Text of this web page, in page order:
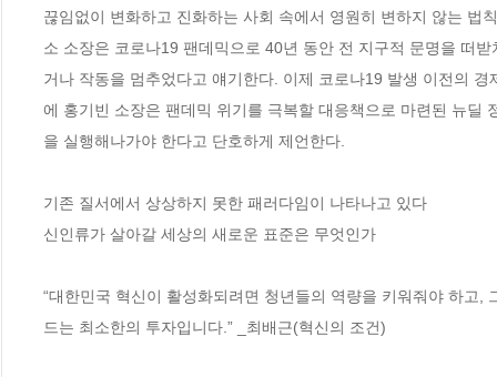
끊임없이 변화하고 진화하는 사회 속에서 영원히 변하지 않는 법
소 소장은 코로나19 팬데믹으로 40년 동안 전 지구적 문명을 떠
거나 작동을 멈추었다고 얘기한다. 이제 코로나19 발생 이전의
에 홍기빈 소장은 팬데믹 위기를 극복할 대응책으로 마련된 뉴딜
을 실행해나가야 한다고 단호하게 제언한다.
기존 질서에서 상상하지 못한 패러다임이 나타나고 있다
신인류가 살아갈 세상의 새로운 표준은 무엇인가
“대한민국 혁신이 활성화되려면 청년들의 역량을 키워줘야 하고
드는 최소한의 투자입니다.” _최배근(혁신의 조건)